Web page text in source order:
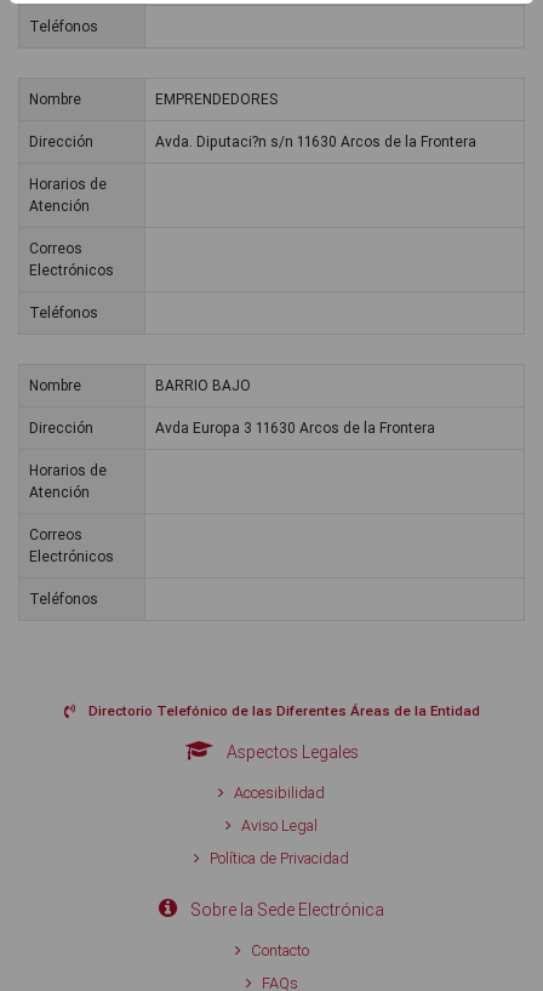
Teléfonos
Nombre EMPRENDEDORES
Dirección Avda. Diputaci?n s/n 11630 Arcos de la Frontera
Horarios de
Atención
Correos
Electrónicos
Teléfonos
Nombre BARRIO BAJO
Dirección Avda Europa 3 11630 Arcos de la Frontera
Horarios de
Atención
Correos
Electrónicos
Teléfonos
Directorio Telefónico de las Diferentes Áreas de la Entidad
Aspectos Legales
Accesibilidad
Aviso Legal
Política de Privacidad
Sobre la Sede Electrónica
Contacto
FAQs